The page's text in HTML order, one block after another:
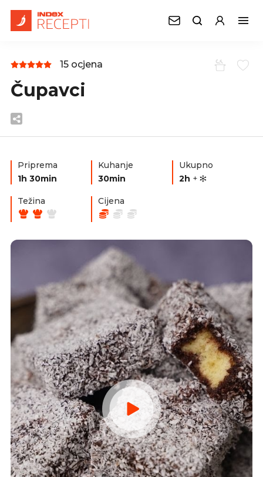
15 ocjena
Čupavci
Priprema
1h 30min
Kuhanje
30min
Ukupno
2h +
Težina Cijena